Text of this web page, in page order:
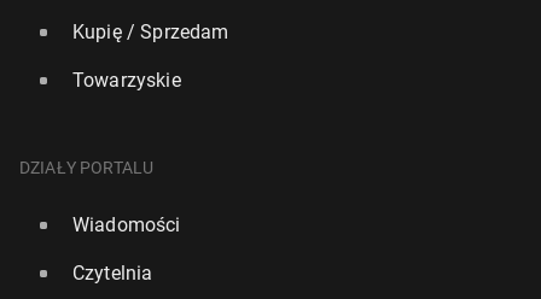
Kupię / Sprzedam
Towarzyskie
DZIAŁY PORTALU
Wiadomości
Czytelnia